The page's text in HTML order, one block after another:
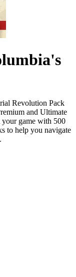
Revolution Pack
and Ultimate
game with 500
to help you navigate